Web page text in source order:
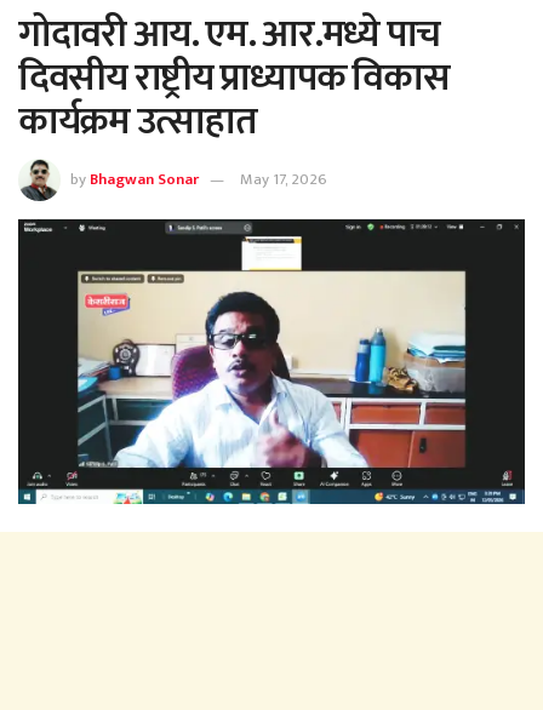
गोदावरी आय. एम. आर.मध्ये पाच
दिवसीय राष्ट्रीय प्राध्यापक विकास
कार्यक्रम उत्साहात
byBhagwan Sonar May 17, 2026